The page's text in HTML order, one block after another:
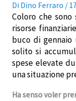
Di Dino Ferraro /
Coloro che
risorse
buco di
solito si
spese elevate
una situazione
Ha senso voler